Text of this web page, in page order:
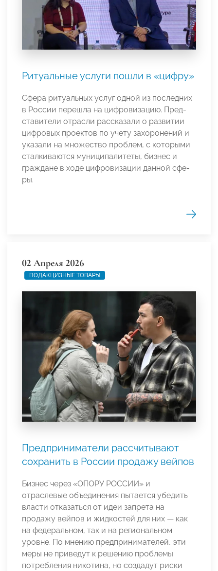
Ритуальные услуги пошли в «цифру»
Сфе­ра ри­туаль­ных ус­луг од­ной из пос­лед­них
в Рос­сии пе­реш­ла на циф­ро­виза­цию. Пред­
ста­вите­ли от­рас­ли рас­ска­зали о раз­ви­тии
циф­ро­вых проек­тов по уче­ту за­хоро­нений и
ука­зали на мно­жес­тво проб­лем, с ко­торы­ми
стал­ки­вают­ся му­ници­пали­теты, биз­нес и
граж­да­не в хо­де циф­ро­виза­ции дан­ной сфе­
ры.
02 Апреля 2026
ПОДАКЦИЗНЫЕ ТОВАРЫ
Предприниматели рассчитывают
сохранить в России продажу вейпов
Бизнес через «ОПОРУ РОССИИ» и
отраслевые объединения пытается убедить
власти отказаться от идеи запрета на
продажу вейпов и жидкостей для них — как
на федеральном, так и на региональном
уровне. По мнению предпринимателей, эти
меры не приведут к решению проблемы
потребления никотина, но создадут риски